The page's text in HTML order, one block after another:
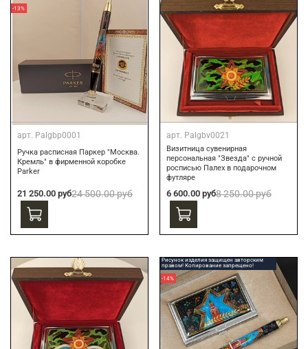
-13%
арт. Palgbp0001
Ручка расписная Паркер "Москва.
Кремль" в фирменной коробке
Parker
21 250.00 руб24 500.00 руб
арт. Palgbv0021
Визитница сувенирная
персональная "Звезда" с ручной
росписью Палех в подарочном
футляре
6 600.00 руб8 250.00 руб
Рисунок изделия защищен авторским
правом! Копирование запрещено!
-14%